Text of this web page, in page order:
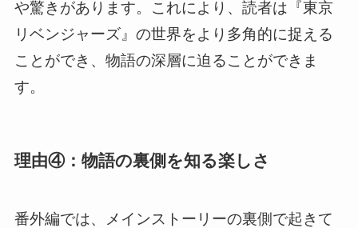
や驚きがあります。これにより、読者は『東京
リベンジャーズ』の世界をより多角的に捉える
ことができ、物語の深層に迫ることができま
す。
理由④：物語の裏側を知る楽しさ
番外編では、メインストーリーの裏側で起きて